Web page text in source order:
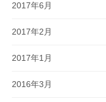
2017年6月
2017年2月
2017年1月
2016年3月